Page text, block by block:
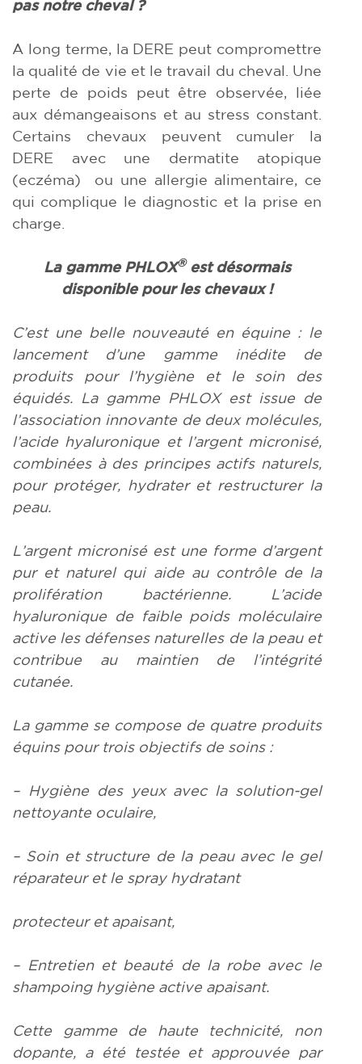
pas notre cheval ?
A long terme, la DERE peut compromettre
la qualité de vie et le travail du cheval. Une
perte de poids peut être observée, liée
aux démangeaisons et au stress constant.
Certains chevaux peuvent cumuler la
DERE avec une dermatite atopique
(eczéma) ou une allergie alimentaire, ce
qui complique le diagnostic et la prise en
charge.
La gamme PHLOX®est désormais
disponible pour les chevaux !
C’est une belle nouveauté en équine : le
lancement d’une gamme inédite de
produits pour l’hygiène et le soin des
équidés. La gamme PHLOX est issue de
l’association innovante de deux molécules,
l’acide hyaluronique et l’argent micronisé,
combinées à des principes actifs naturels,
pour protéger, hydrater et restructurer la
peau.
L’argent micronisé est une forme d’argent
pur et naturel qui aide au contrôle de la
prolifération bactérienne. L’acide
hyaluronique de faible poids moléculaire
active les défenses naturelles de la peau et
contribue au maintien de l’intégrité
cutanée.
La gamme se compose de quatre produits
équins pour trois objectifs de soins :
– Hygiène des yeux avec la solution-gel
nettoyante oculaire,
– Soin et structure de la peau avec le gel
réparateur et le spray hydratant
protecteur et apaisant,
– Entretien et beauté de la robe avec le
shampoing hygiène active apaisant.
Cette gamme de haute technicité, non
dopante, a été testée et approuvée par